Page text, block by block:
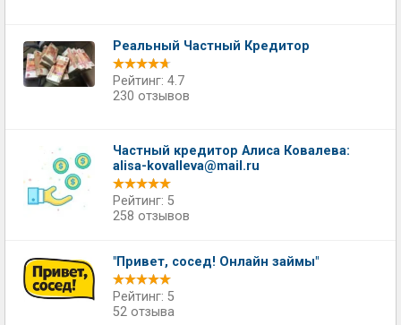
Реальный Частный Кредитор
Рейтинг: 4.7
230 отзывов
Частный кредитор Алиса Ковалева:
alisa-kovalleva@mail.ru
Рейтинг: 5
258 отзывов
"Привет, сосед! Онлайн займы"
Рейтинг: 5
52 отзыва